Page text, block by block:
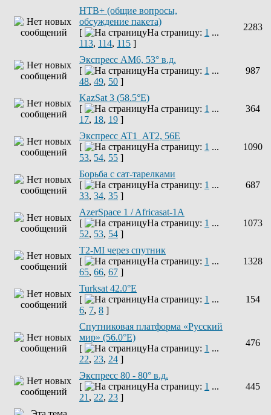
НТВ+ (общие вопросы,
обсуждение пакета)
[
На страницу: 1 ...
113, 114, 115 ]
2283
Экспресс AM6, 53° в.д.
[
На страницу: 1 ...
48, 49, 50 ]
987
KazSat 3 (58.5°E)
[
На страницу: 1 ...
17, 18, 19 ]
364
Экспресс AT1_АТ2, 56E
[
На страницу: 1 ...
53, 54, 55 ]
1090
Борьба с сат-тарелками
[
На страницу: 1 ...
33, 34, 35 ]
687
AzerSpace 1 / Africasat-1A
[
На страницу: 1 ...
52, 53, 54 ]
1073
T2-MI через спутник
[
На страницу: 1 ...
65, 66, 67 ]
1328
Turksat 42.0°E
[
На страницу: 1 ...
6, 7, 8 ]
154
Спутниковая платформа «Русский
мир» (56.0°E)
[
На страницу: 1 ...
22, 23, 24 ]
476
Экспресс 80 - 80° в.д.
[
На страницу: 1 ...
21 , 22, 23 ]
445